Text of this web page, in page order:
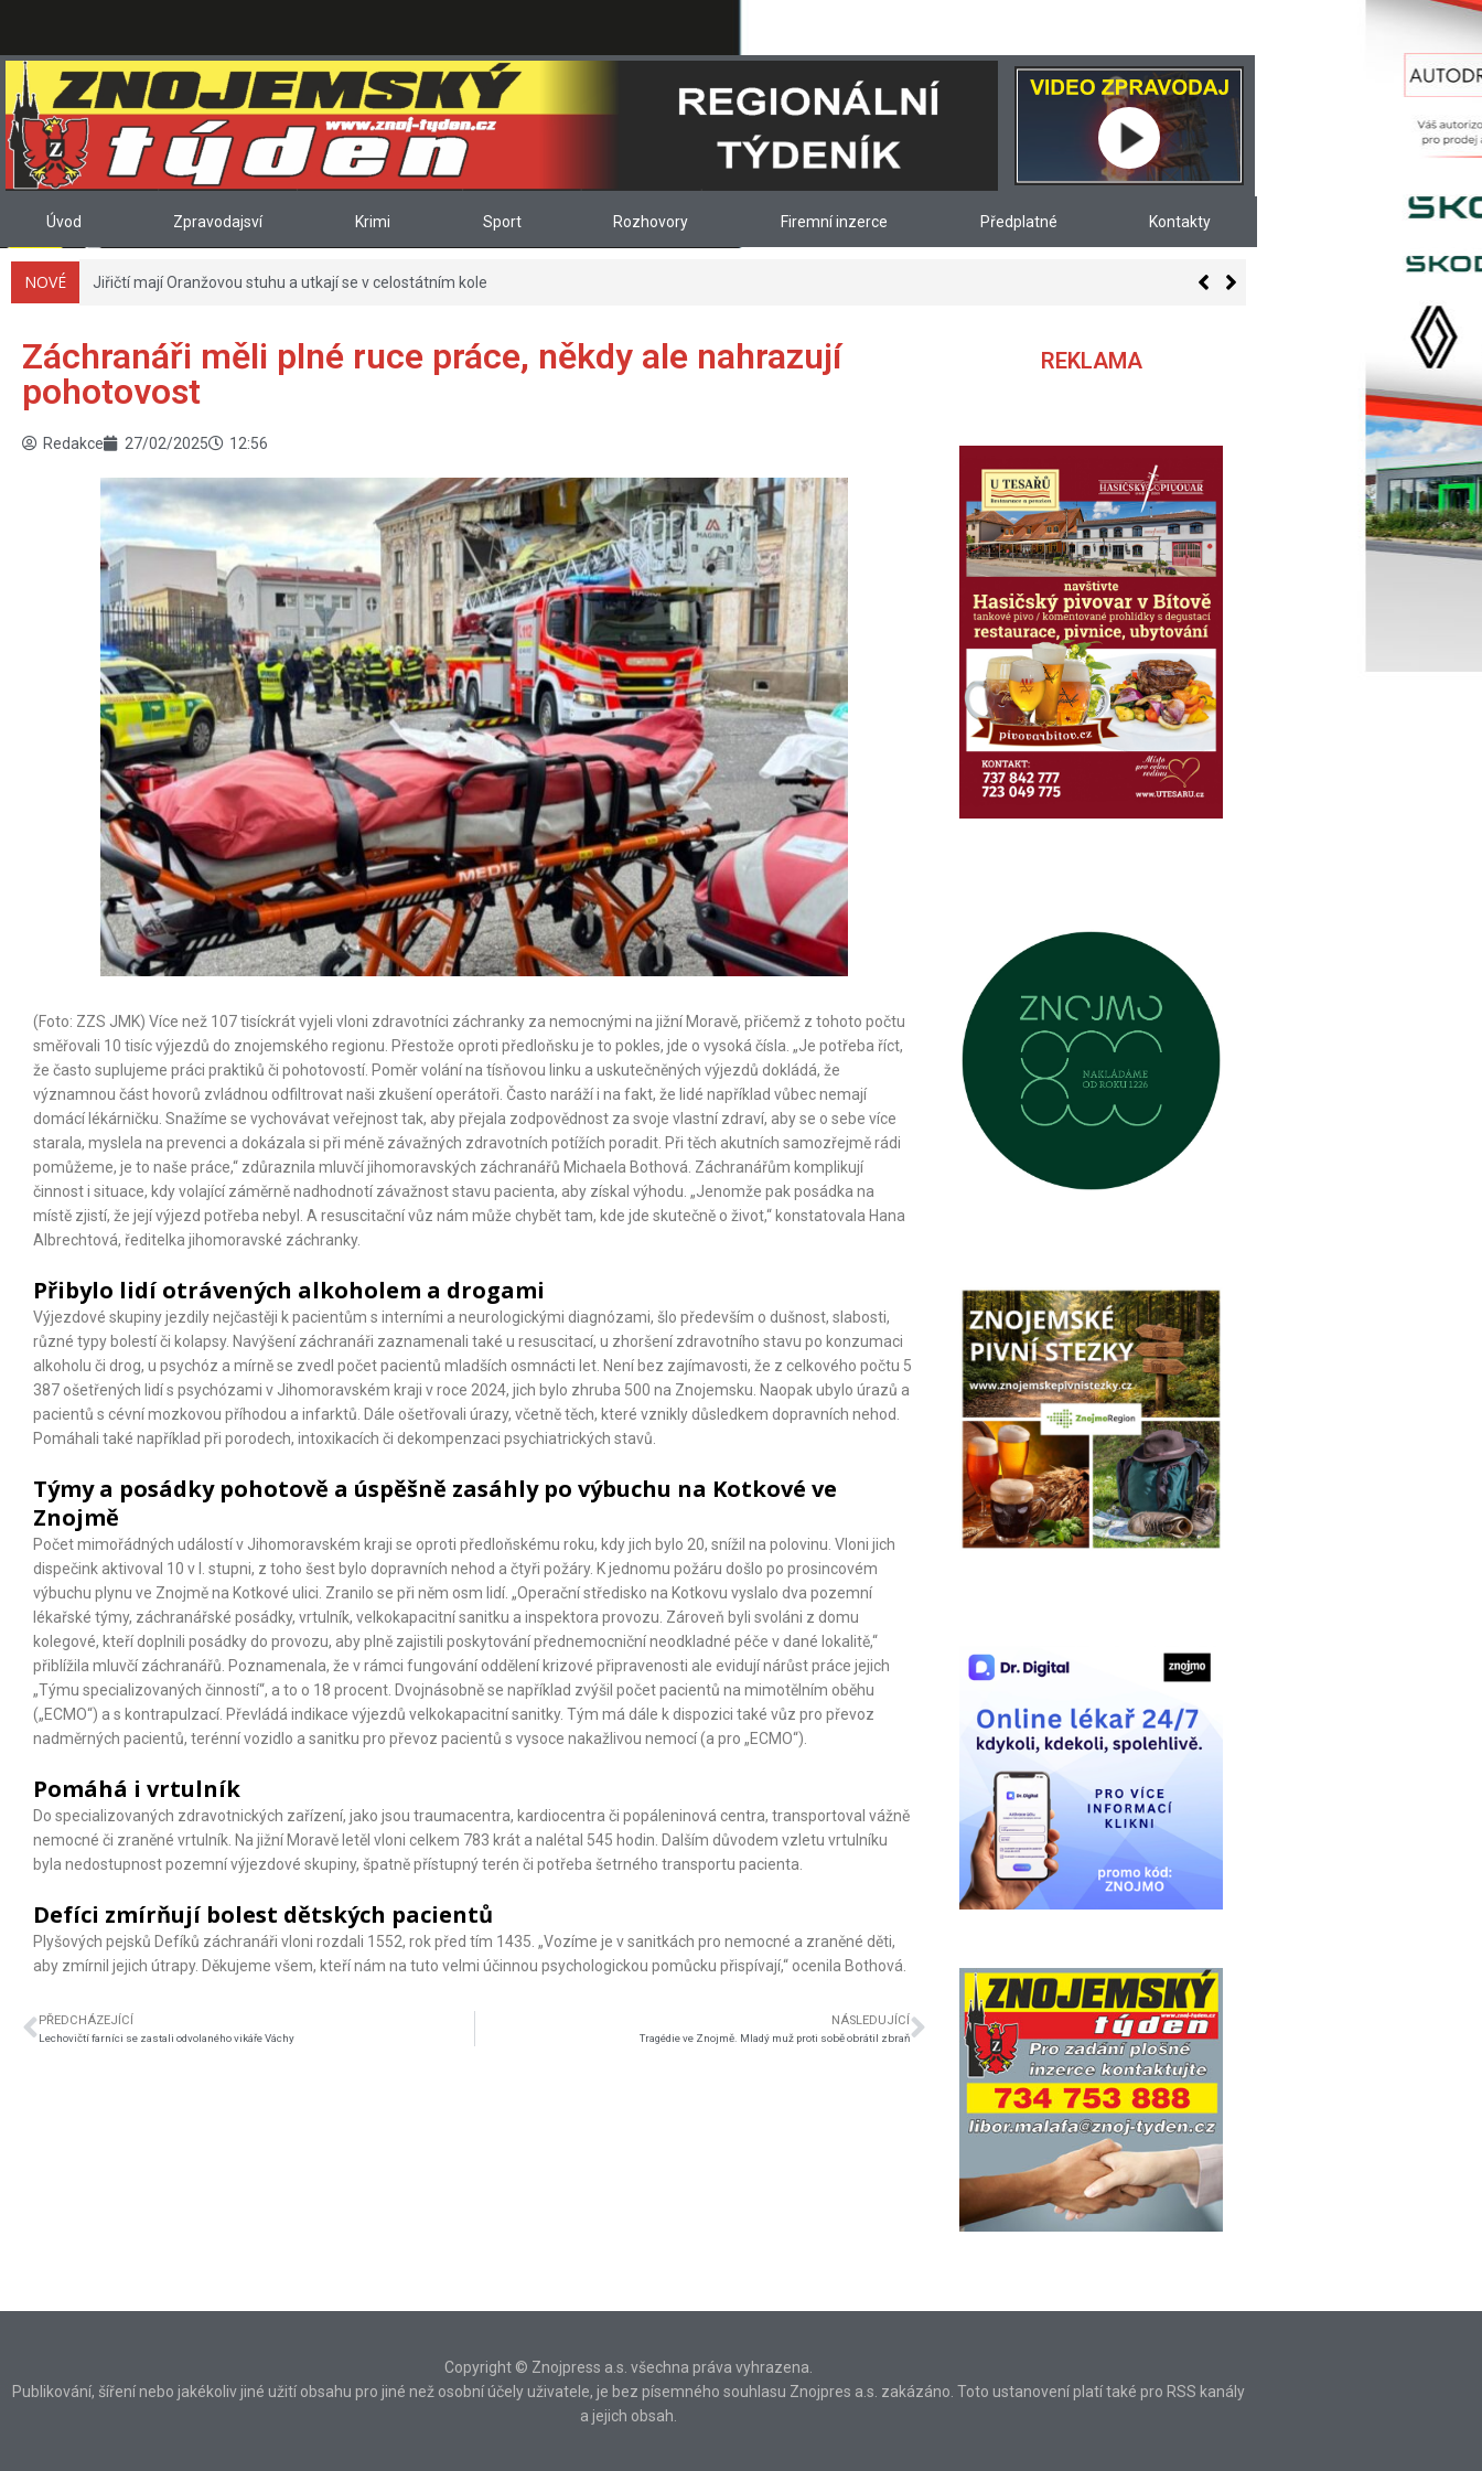
Úvod Zpravodajsví Krimi Sport Rozhovory Firemní inzerce Předplatné Kontakty
NOVÉ Jiřičtí mají Oranžovou stuhu a utkají se v celostátním kole
Záchranáři měli plné ruce práce, někdy ale nahrazují
pohotovost
Redakce 27/02/2025 12:56
(Foto: ZZS JMK) Více než 107 tisíckrát vyjeli vloni zdravotníci záchranky za nemocnými na jižní Moravě, přičemž z tohoto počtu
směřovali 10 tisíc výjezdů do znojemského regionu. Přestože oproti předloňsku je to pokles, jde o vysoká čísla. „Je potřeba říct,
že často suplujeme práci praktiků či pohotovostí. Poměr volání na tísňovou linku a uskutečněných výjezdů dokládá, že
významnou část hovorů zvládnou odfiltrovat naši zkušení operátoři. Často naráží i na fakt, že lidé například vůbec nemají
domácí lékárničku. Snažíme se vychovávat veřejnost tak, aby přejala zodpovědnost za svoje vlastní zdraví, aby se o sebe více
starala, myslela na prevenci a dokázala si při méně závažných zdravotních potížích poradit. Při těch akutních samozřejmě rádi
pomůžeme, je to naše práce,“ zdůraznila mluvčí jihomoravských záchranářů Michaela Bothová. Záchranářům komplikují
činnost i situace, kdy volající záměrně nadhodnotí závažnost stavu pacienta, aby získal výhodu. „Jenomže pak posádka na
místě zjistí, že její výjezd potřeba nebyl. A resuscitační vůz nám může chybět tam, kde jde skutečně o život,“ konstatovala Hana
Albrechtová, ředitelka jihomoravské záchranky.
Přibylo lidí otrávených alkoholem a drogami
Výjezdové skupiny jezdily nejčastěji k pacientům s interními a neurologickými diagnózami, šlo především o dušnost, slabosti,
různé typy bolestí či kolapsy. Navýšení záchranáři zaznamenali také u resuscitací, u zhoršení zdravotního stavu po konzumaci
alkoholu či drog, u psychóz a mírně se zvedl počet pacientů mladších osmnácti let. Není bez zajímavosti, že z celkového počtu 5
387 ošetřených lidí s psychózami v Jihomoravském kraji v roce 2024, jich bylo zhruba 500 na Znojemsku. Naopak ubylo úrazů a
pacientů s cévní mozkovou příhodou a infarktů. Dále ošetřovali úrazy, včetně těch, které vznikly důsledkem dopravních nehod.
Pomáhali také například při porodech, intoxikacích či dekompenzaci psychiatrických stavů.
Týmy a posádky pohotově a úspěšně zasáhly po výbuchu na Kotkové ve
Znojmě
Počet mimořádných událostí v Jihomoravském kraji se oproti předloňskému roku, kdy jich bylo 20, snížil na polovinu. Vloni jich
dispečink aktivoval 10 v I. stupni, z toho šest bylo dopravních nehod a čtyři požáry. K jednomu požáru došlo po prosincovém
výbuchu plynu ve Znojmě na Kotkové ulici. Zranilo se při něm osm lidí. „Operační středisko na Kotkovu vyslalo dva pozemní
lékařské týmy, záchranářské posádky, vrtulník, velkokapacitní sanitku a inspektora provozu. Zároveň byli svoláni z domu
kolegové, kteří doplnili posádky do provozu, aby plně zajistili poskytování přednemocniční neodkladné péče v dané lokalitě,“
přiblížila mluvčí záchranářů. Poznamenala, že v rámci fungování oddělení krizové připravenosti ale evidují nárůst práce jejich
„Týmu specializovaných činností“, a to o 18 procent. Dvojnásobně se například zvýšil počet pacientů na mimotělním oběhu
(„ECMO“) a s kontrapulzací. Převládá indikace výjezdů velkokapacitní sanitky. Tým má dále k dispozici také vůz pro převoz
nadměrných pacientů, terénní vozidlo a sanitku pro převoz pacientů s vysoce nakažlivou nemocí (a pro „ECMO“).
Pomáhá i vrtulník
Do specializovaných zdravotnických zařízení, jako jsou traumacentra, kardiocentra či popáleninová centra, transportoval vážně
nemocné či zraněné vrtulník. Na jižní Moravě letěl vloni celkem 783 krát a nalétal 545 hodin. Dalším důvodem vzletu vrtulníku
byla nedostupnost pozemní výjezdové skupiny, špatně přístupný terén či potřeba šetrného transportu pacienta.
Defíci zmírňují bolest dětských pacientů
Plyšových pejsků Defíků záchranáři vloni rozdali 1552, rok před tím 1435. „Vozíme je v sanitkách pro nemocné a zraněné děti,
aby zmírnil jejich útrapy. Děkujeme všem, kteří nám na tuto velmi účinnou psychologickou pomůcku přispívají,“ ocenila Bothová.
PŘEDCHÁZEJÍCÍ
Lechovičtí farníci se zastali odvolaného vikáře Váchy
NÁSLEDUJÍCÍ
Tragédie ve Znojmě. Mladý muž proti sobě obrátil zbraň
REKLAMA
Copyright © Znojpress a.s. všechna práva vyhrazena.
Publikování, šíření nebo jakékoliv jiné užití obsahu pro jiné než osobní účely uživatele, je bez písemného souhlasu Znojpres a.s. zakázáno. Toto ustanovení platí také pro RSS kanály
a jejich obsah.